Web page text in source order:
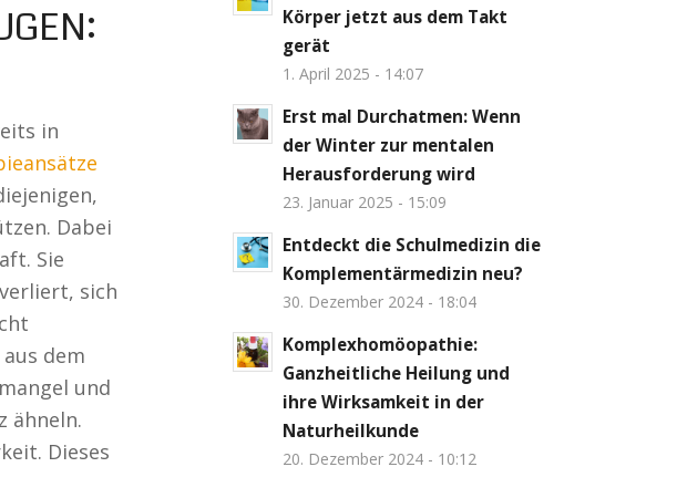
in
Dabei
Sie
sich
dem
und
ähneln.
Dieses
Körper jetzt aus dem Takt
gerät
1. April 2025 - 14:07
Erst mal Durchatmen: Wenn
der Winter zur mentalen
Herausforderung wird
23. Januar 2025 - 15:09
Entdeckt die Schulmedizin die
Komplementärmedizin neu?
30. Dezember 2024 - 18:04
Komplexhomöopathie:
Ganzheitliche Heilung und
ihre Wirksamkeit in der
Naturheilkunde
20. Dezember 2024 - 10:12